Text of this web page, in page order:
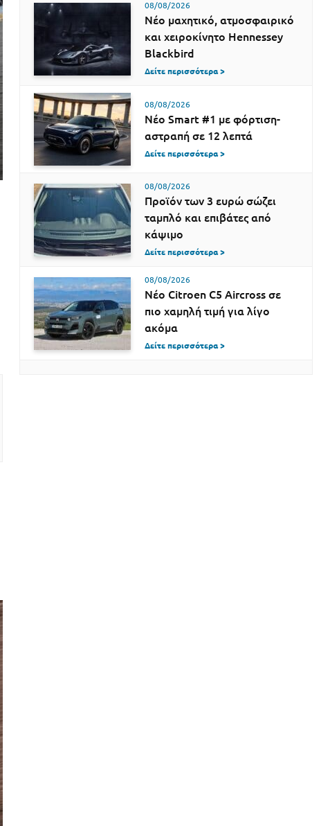
08/08/2026
Νέο μαχητικό, ατμοσφαιρικό
και χειροκίνητο Hennessey
Blackbird
Δείτε περισσότερα >
08/08/2026
Νέο Smart #1 με φόρτιση-
αστραπή σε 12 λεπτά
Δείτε περισσότερα >
08/08/2026
Προϊόν των 3 ευρώ σώζει
ταμπλό και επιβάτες από
κάψιμο
Δείτε περισσότερα >
08/08/2026
Νέο Citroen C5 Aircross σε
πιο χαμηλή τιμή για λίγο
ακόμα
Δείτε περισσότερα >